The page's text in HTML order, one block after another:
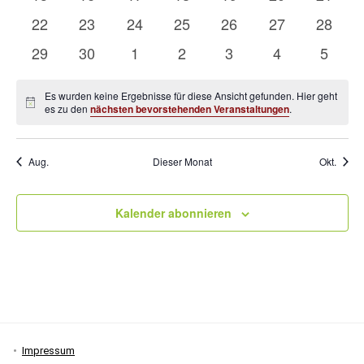
Veranstaltungen
Veranstaltungen
Veranstaltungen
Veranstaltungen
Veranstaltungen
0
Veranstaltungen
22
0
Veranstaltungen
23
0
Veranstaltungen
24
0
Veranstaltungen
25
0
Veranstaltungen
26
0
27
0
28
0
29
0
30
0
1
0
2
0
3
0
4
0
5
Hinweis
Es wurden keine Ergebnisse für diese Ansicht gefunden. Hier geht
es zu dennächsten bevorstehenden Veranstaltungen.
Aug. Dieser Monat Okt.
Kalender abonnieren
Impressum